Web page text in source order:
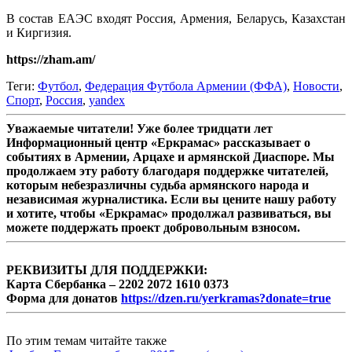
В состав ЕАЭС входят Россия, Армения, Беларусь, Казахстан
и Киргизия.
https://zham.am/
Теги: Футбол, Федерация Футбола Армении (ФФА), Новости,
Спорт, Россия, yandex
Уважаемые читатели! Уже более тридцати лет
Информационный центр «Еркрамас» рассказывает о
событиях в Армении, Арцахе и армянской Диаспоре. Мы
продолжаем эту работу благодаря поддержке читателей,
которым небезразличны судьба армянского народа и
независимая журналистика. Если вы цените нашу работу
и хотите, чтобы «Еркрамас» продолжал развиваться, вы
можете поддержать проект добровольным взносом.
РЕКВИЗИТЫ ДЛЯ ПОДДЕРЖКИ:
Карта Сбербанка – 2202 2072 1610 0373
Форма для донатов https://dzen.ru/yerkramas?donate=true
По этим темам читайте также